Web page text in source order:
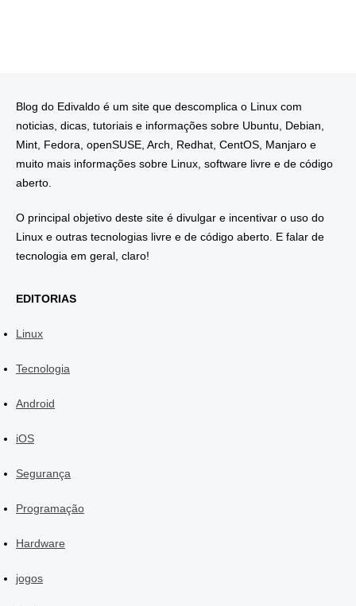
Blog do Edivaldo é um site que descomplica o Linux com
noticias, dicas, tutoriais e informações sobre Ubuntu, Debian,
Mint, Fedora, openSUSE, Arch, Redhat, CentOS, Manjaro e
muito mais informações sobre Linux, software livre e de código
aberto.
O principal objetivo deste site é divulgar e incentivar o uso do
Linux e outras tecnologias livre e de código aberto. E falar de
tecnologia em geral, claro!
EDITORIAS
Linux
Tecnologia
Android
iOS
Segurança
Programação
Hardware
jogos